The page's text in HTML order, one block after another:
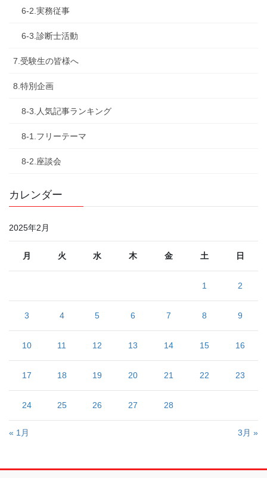
6-2.実務従事
6-3.診断士活動
7.受験生の皆様へ
8.特別企画
8-3.人気記事ランキング
8-1.フリーテーマ
8-2.座談会
カレンダー
2025年2月
月 火 水 木 金 土 日
1 2
3 4 5 6 7 8 9
10 11 12 13 14 15 16
17 18 19 20 21 22 23
24 25 26 27 28
« 1月 3月 »